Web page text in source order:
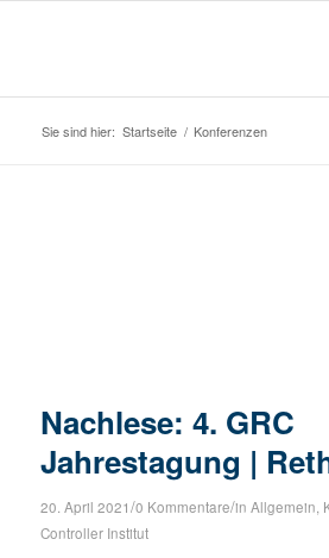
Sie sind hier: Startseite / Konferenzen
Nachlese: 4. GRC
Jahrestagung |
20. April 2021/0 Kommentare/in Allgemein
Controller Institut